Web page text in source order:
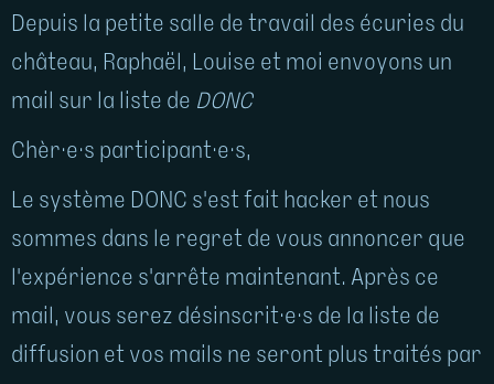
Depuis la petite salle de travail des écuries du
château, Raphaël, Louise et moi envoyons un
mail sur la liste de DONC
Chèr·e·s participant·e·s,
Le système DONC s'est fait hacker et nous
sommes dans le regret de vous annoncer que
l'expérience s'arrête maintenant. Après ce
mail, vous serez désinscrit·e·s de la liste de
diffusion et vos mails ne seront plus traités par